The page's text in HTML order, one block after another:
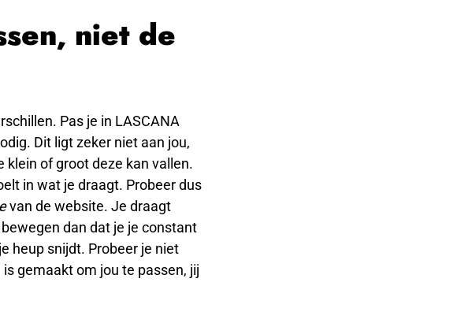
niet de
Pas je in LASCANA
Dit ligt zeker niet aan jou,
of groot deze kan vallen.
in wat je draagt. Probeer dus
van de website. Je draagt
dan dat je je constant
heup snijdt. Probeer je niet
gemaakt om jou te passen, jij